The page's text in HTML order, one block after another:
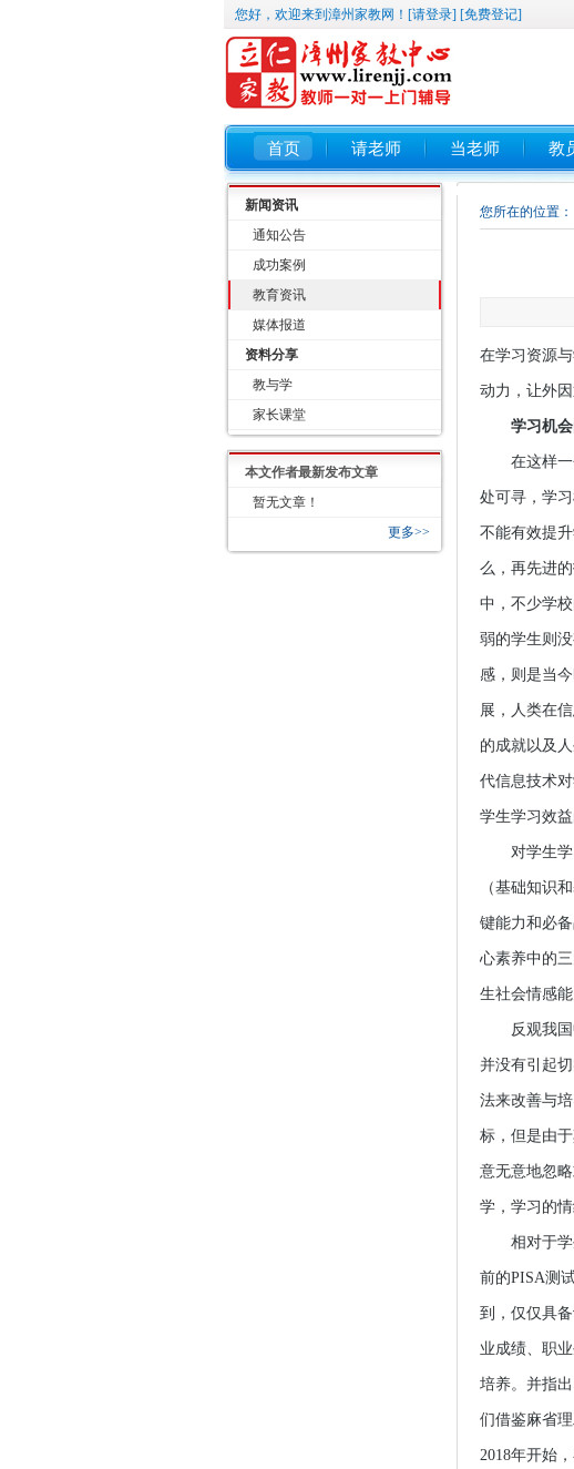
您好，欢迎来到漳州家教网！ [请登录] [免费登记]
首页 请老师 当老师 教
新闻资讯
通知公告
成功案例
教育资讯
媒体报道
资料分享
教与学
家长课堂
本文作者最新发布文章
暂无文章！
更多>>
您所在的位置：
在学习资源
动力，让外
学习机
在这样一个
处可寻，学
不能有效提
么，再先进
中，不少学
弱的学生则
感，则是当
展，人类在
的成就以及
代信息技术
学生学习效
对学生学习
（基础知识
键能力和必
心素养中的
生社会情感能
反观我国中
并没有引起
法来改善与
标，但是由
意无意地忽
学，学习的
相对于学生
前的PISA测
到，仅仅具
业成绩、职
培养。并指
们借鉴麻省
2018年开始